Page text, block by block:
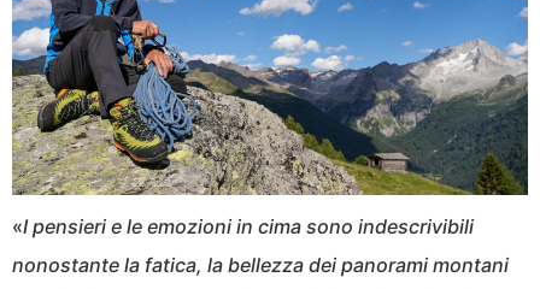
«I pensieri e le emozioni in cima sono indescrivibili
nonostante la fatica, la bellezza dei panorami montani